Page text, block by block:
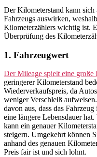
Der Kilometerstand kann sich
Fahrzeugs auswirken,
Kilometerzählers wichtig ist.
Überprüfung des
1. Fahrzeugwert
Der Mileage spielt eine große
geringerer Kilometerstand
Wiederverkaufspreis, da
weniger Verschleiß
davon aus, dass das
eine längere Lebensdauer
kann ein genauer
steigern. Umgekehrt können
anhand des genauen
Preis fair ist und sich lohnt.